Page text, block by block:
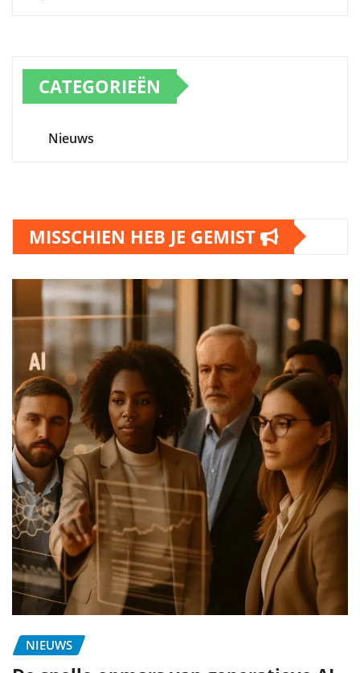
CATEGORIEËN
Nieuws
MISSCHIEN HEB JE GEMIST
NIEUWS